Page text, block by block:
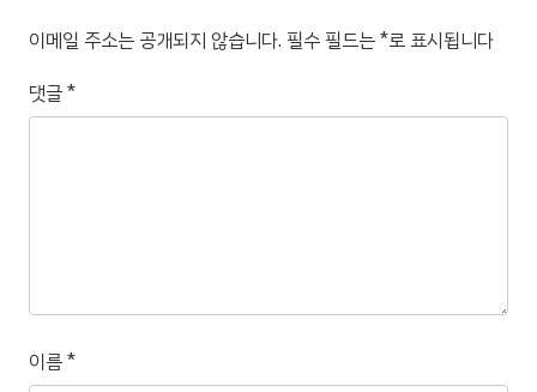
이메일 주소는 공개되지 않습니다. 필수 필드는*로 표시됩니다
댓글*
이름*